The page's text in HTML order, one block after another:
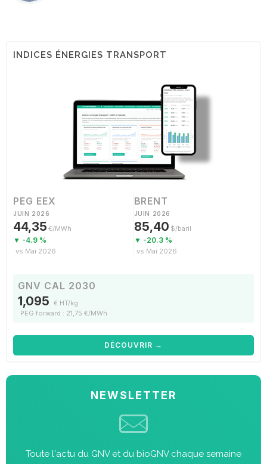
INDICES ÉNERGIES TRANSPORT
PEG EEX
JUIN 2026
44,35 €/MWh
▼ -4.9 %
vs Mai 2026
BRENT
JUIN 2026
85,40 $/baril
▼ -20.3 %
vs Mai 2026
GNV CAL 2030
1,095 € HT/kg
PEG forward : 21,75 €/MWh
DÉCOUVRIR →
NEWSLETTER
Toute l'actu du GNV et du bioGNV chaque semaine